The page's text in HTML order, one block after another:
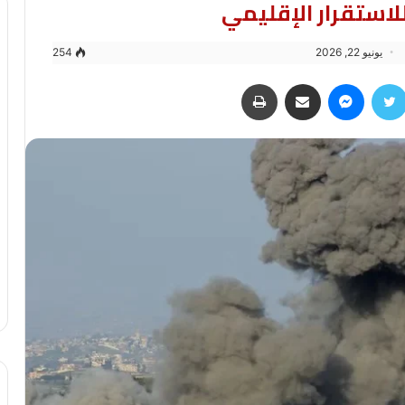
الإقليمي
يونيو 22, 2026 254
تويتر ماسنجر مشاركة عبر البريد